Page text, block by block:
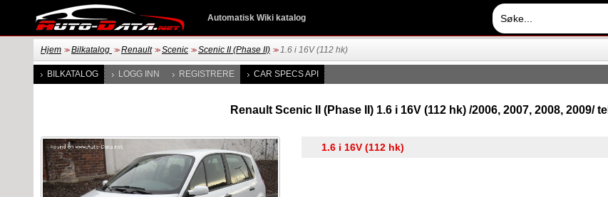
Automatisk Wiki katalog
Hjem >> Bilkatalog >> Renault >> Scenic >> Scenic II (Phase II) >> 1.6 i 16V (112 hk)
BILKATALOG LOGG INN REGISTRERE CAR SPECS API
Renault Scenic II (Phase II) 1.6 i 16V (112 hk) /2006, 2007, 2008, 2009/